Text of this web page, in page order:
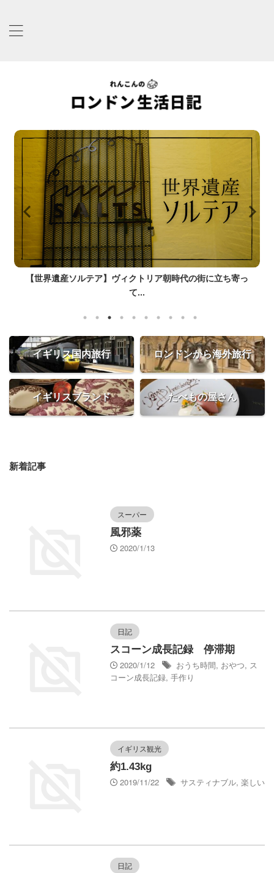
【世界遺産ソルテア】ヴィクトリア朝時代の街に立ち寄っ
て...
イギリス国内旅行 ロンドンから海外旅行
イギリスブランド たべもの屋さん
新着記事
スーパー
風邪薬
2020/1/13
日記
スコーン成長記録 停滞期
2020/1/12
おうち時間, おやつ, ス
コーン成長記録, 手作り
イギリス観光
約1.43kg
2019/11/22
サスティナブル, 楽しい
日記